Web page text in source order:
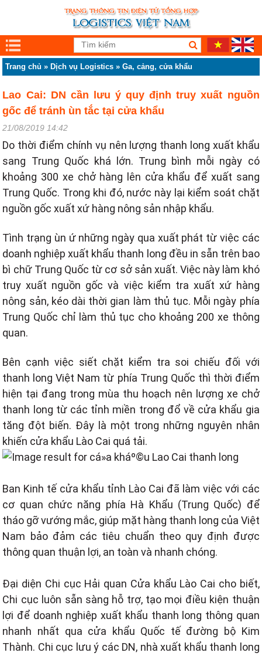
Trang chủ » Dịch vụ Logistics »Ga, cảng, cửa khẩu
Lao Cai: DN cần lưu ý quy định truy xuất nguồn
gốc để tránh ùn tắc tại cửa khẩu
21/08/2019 14:42
Do thời điểm chính vụ nên lượng thanh long xuất khẩu
sang Trung Quốc khá lớn. Trung bình mỗi ngày có
khoảng 300 xe chở hàng lên cửa khẩu để xuất sang
Trung Quốc. Trong khi đó, nước này lại kiểm soát chặt
nguồn gốc xuất xứ hàng nông sản nhập khẩu.
Tình trạng ùn ứ những ngày qua xuất phát từ việc các
doanh nghiệp xuất khẩu thanh long đều in sẵn trên bao
bì chữ Trung Quốc từ cơ sở sản xuất. Việc này làm khó
truy xuất nguồn gốc và việc kiểm tra xuất xứ hàng
nông sản, kéo dài thời gian làm thủ tục. Mỗi ngày phía
Trung Quốc chỉ làm thủ tục cho khoảng 200 xe thông
quan.
Bên cạnh việc siết chặt kiểm tra soi chiếu đối với
thanh long Việt Nam từ phía Trung Quốc thì thời điểm
hiện tại đang trong mùa thu hoạch nên lượng xe chở
thanh long từ các tỉnh miền trong đổ về cửa khẩu gia
tăng đột biến. Đây là một trong những nguyên nhân
khiến cửa khẩu Lào Cai quá tải.
Ban Kinh tế cửa khẩu tỉnh Lào Cai đã làm việc với các
cơ quan chức năng phía Hà Khẩu (Trung Quốc) để
tháo gỡ vướng mắc, giúp mặt hàng thanh long của Việt
Nam bảo đảm các tiêu chuẩn theo quy định được
thông quan thuận lợi, an toàn và nhanh chóng.
Đại diện Chi cục Hải quan Cửa khẩu Lào Cai cho biết,
Chi cục luôn sẵn sàng hỗ trợ, tạo mọi điều kiện thuận
lợi để doanh nghiệp xuất khẩu thanh long thông quan
nhanh nhất qua cửa khẩu Quốc tế đường bộ Kim
Thành. Chi cục lưu ý các DN, nhà xuất khẩu thanh long